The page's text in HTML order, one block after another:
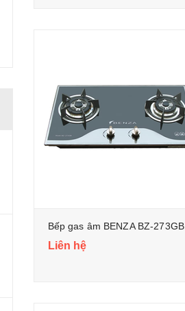
Bếp gas âm BENZA BZ-273GB
Liên hệ